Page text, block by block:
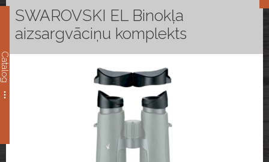
Catalog
SWAROVSKI EL Binokļa
aizsargvāciņu komplekts